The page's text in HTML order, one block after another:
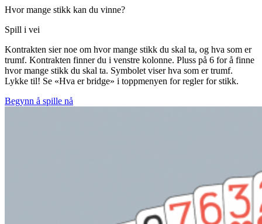
Hvor mange stikk kan du vinne?
Spill i vei
Kontrakten sier noe om hvor mange stikk du skal ta, og hva som er
trumf. Kontrakten finner du i venstre kolonne. Pluss på 6 for å finne
hvor mange stikk du skal ta. Symbolet viser hva som er trumf.
Lykke til! Se «Hva er bridge» i toppmenyen for regler for stikk.
Begynn å spille nå